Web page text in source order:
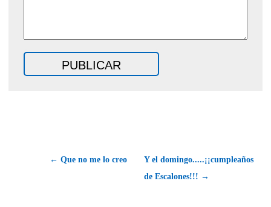
← Que no me lo creo
Y el domingo.....¡¡cumpleaños
de Escalones!!! →